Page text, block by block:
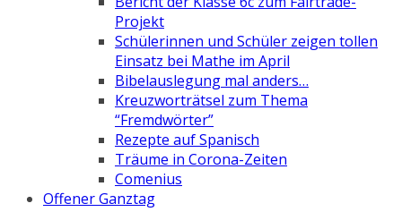
Projekt
Schülerinnen und Schüler zeigen tollen
Einsatz bei Mathe im April
Bibelauslegung mal anders…
Kreuzworträtsel zum Thema
“Fremdwörter”
Rezepte auf Spanisch
Träume in Corona-Zeiten
Comenius
Offener Ganztag